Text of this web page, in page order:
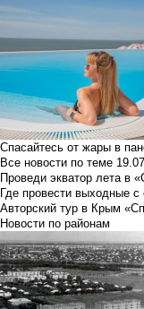
Спасайтесь от жары в
Все новости по теме
Проведи экватор лета в
Где провести выходные
Авторский тур в Крым
Новости по районам